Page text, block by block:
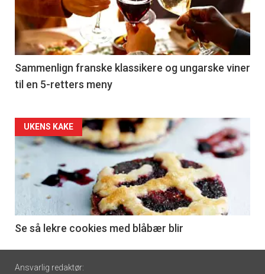
nå
-
5
Sammenlign franske klassikere og ungarske viner
til en 5-retters meny
Forsiden
akkurat
nå
6
UKENS KAKE
Se så lekre cookies med blåbær blir
Footer
Ansvarlig redaktør: